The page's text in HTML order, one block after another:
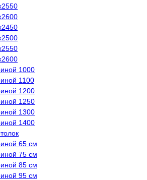
1000
1100
1200
1250
1300
1400
65 см
75 см
85 см
95 см